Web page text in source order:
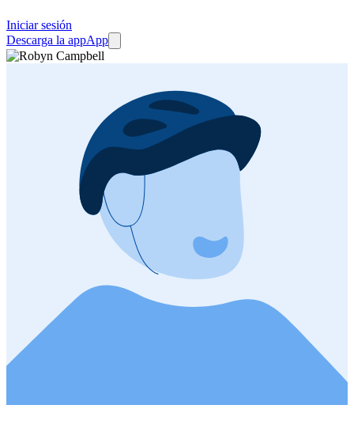
Iniciar sesión
Descarga la appApp